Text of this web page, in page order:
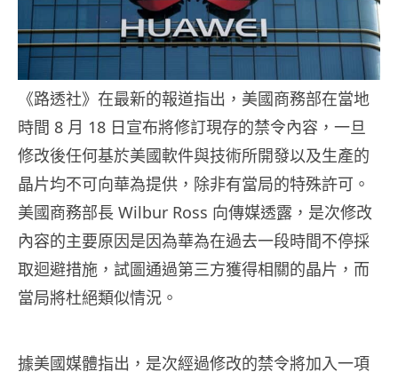
《路透社》在最新的報道指出，美國商務部在當地
時間 8 月 18 日宣布將修訂現存的禁令內容，一旦
修改後任何基於美國軟件與技術所開發以及生產的
晶片均不可向華為提供，除非有當局的特殊許可。
美國商務部長 Wilbur Ross 向傳媒透露，是次修改
內容的主要原因是因為華為在過去一段時間不停採
取迴避措施，試圖通過第三方獲得相關的晶片，而
當局將杜絕類似情況。
據美國媒體指出，是次經過修改的禁令將加入一項